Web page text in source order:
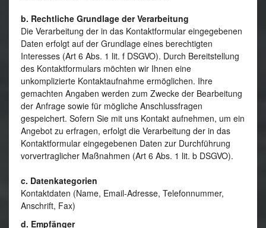
b. Rechtliche Grundlage der Verarbeitung
Die Verarbeitung der in das Kontaktformular eingegebenen
Daten erfolgt auf der Grundlage eines berechtigten
Interesses (Art 6 Abs. 1 lit. f DSGVO). Durch Bereitstellung
des Kontaktformulars möchten wir Ihnen eine
unkomplizierte Kontaktaufnahme ermöglichen. Ihre
gemachten Angaben werden zum Zwecke der Bearbeitung
der Anfrage sowie für mögliche Anschlussfragen
gespeichert. Sofern Sie mit uns Kontakt aufnehmen, um ein
Angebot zu erfragen, erfolgt die Verarbeitung der in das
Kontaktformular eingegebenen Daten zur Durchführung
vorvertraglicher Maßnahmen (Art 6 Abs. 1 lit. b DSGVO).
c. Datenkategorien
Kontaktdaten (Name, Email-Adresse, Telefonnummer,
Anschrift, Fax)
d. Empfänger